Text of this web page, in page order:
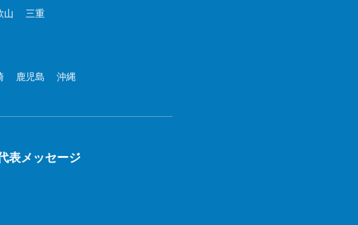
年8月
年5月
年4月
山 三重
鹿児島 沖縄
表メッセージ